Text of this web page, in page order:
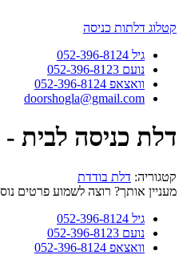
לתוכן
קטלוג דלתות כניסה
גיל 052-396-8124
נועם 052-396-8123
וואצאפ 052-396-8124
doorshogla@gmail.com
דלת כניסה לבית
קטגוריה: דלת בודדת
מעניין אותך? רוצה לשמוע פרטים
גיל 052-396-8124
נועם 052-396-8123
וואצאפ 052-396-8124